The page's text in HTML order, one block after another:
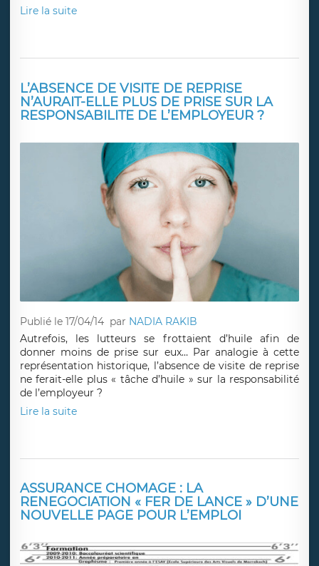
Lire la suite
L’ABSENCE DE VISITE DE REPRISE
N’AURAIT-ELLE PLUS DE PRISE SUR LA
RESPONSABILITE DE L’EMPLOYEUR ?
Publié le 17/04/14 par NADIA RAKIB
Autrefois, les lutteurs se frottaient d’huile afin de
donner moins de prise sur eux… Par analogie à cette
représentation historique, l’absence de visite de reprise
ne ferait-elle plus « tâche d’huile » sur la responsabilité
de l’employeur ?
Lire la suite
ASSURANCE CHOMAGE : LA
RENEGOCIATION « FER DE LANCE » D’UNE
NOUVELLE PAGE POUR L’EMPLOI